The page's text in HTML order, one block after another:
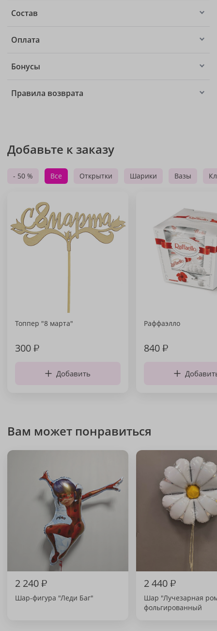
Состав
Оплата
Бонусы
Правила возврата
Добавьте к заказу
- 50 % Все Открытки Шарики Вазы
Топпер "8 марта"
300₽
Добавить
Раффаэлло
840₽
Вам может понравиться
2 240₽
Шар-фигура "Леди Баг"
2 440₽
Шар "Лучезарная
фольгированный